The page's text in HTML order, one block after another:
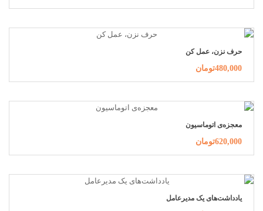
حرف نزن، عمل کن
480,000تومان
معجزه‌ی اتوماسیون
620,000تومان
یادداشت‌های یک مدیرعامل